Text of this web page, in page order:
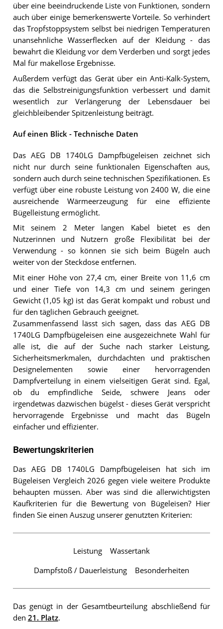
über eine beeindruckende Liste von Funktionen, sondern
auch über einige bemerkenswerte Vorteile. So verhindert
das Tropfstoppsystem selbst bei niedrigen Temperaturen
unansehnliche Wasserflecken auf der Kleidung - das
bewahrt die Kleidung vor dem Verderben und sorgt jedes
Mal für makellose Ergebnisse.
Außerdem verfügt das Gerät über ein Anti-Kalk-System,
das die Selbstreinigungsfunktion verbessert und damit
wesentlich zur Verlängerung der Lebensdauer bei
gleichbleibender Spitzenleistung beiträgt.
Auf einen Blick - Technische Daten
Das AEG DB 1740LG Dampfbügeleisen zeichnet sich
nicht nur durch seine funktionalen Eigenschaften aus,
sondern auch durch seine technischen Spezifikationen. Es
verfügt über eine robuste Leistung von 2400 W, die eine
ausreichende Wärmeerzeugung für eine effiziente
Bügelleistung ermöglicht.
Mit seinem 2 Meter langen Kabel bietet es den
Nutzerinnen und Nutzern große Flexibilität bei der
Verwendung - so können sie sich beim Bügeln auch
weiter von der Steckdose entfernen.
Mit einer Höhe von 27,4 cm, einer Breite von 11,6 cm
und einer Tiefe von 14,3 cm und seinem geringen
Gewicht (1,05 kg) ist das Gerät kompakt und robust und
für den täglichen Gebrauch geeignet.
Zusammenfassend lässt sich sagen, dass das AEG DB
1740LG Dampfbügeleisen eine ausgezeichnete Wahl für
alle ist, die auf der Suche nach starker Leistung,
Sicherheitsmerkmalen, durchdachten und praktischen
Designelementen sowie einer hervorragenden
Dampfverteilung in einem vielseitigen Gerät sind. Egal,
ob du empfindliche Seide, schwere Jeans oder
irgendetwas dazwischen bügelst - dieses Gerät verspricht
hervorragende Ergebnisse und macht das Bügeln
einfacher und effizienter.
Bewertungskriterien
Das AEG DB 1740LG Dampfbügeleisen hat sich im
Bügeleisen Vergleich 2026 gegen viele weitere Produkte
behaupten müssen. Aber was sind die allerwichtigsten
Kaufkriterien für die Bewertung von Bügeleisen? Hier
finden Sie einen Auszug unserer genutzten Kriterien:
Leistung Wassertank
Dampfstoß / Dauerleistung Besonderheiten
Das genügt in der Gesamtbeurteilung abschließend für
den 21. Platz.